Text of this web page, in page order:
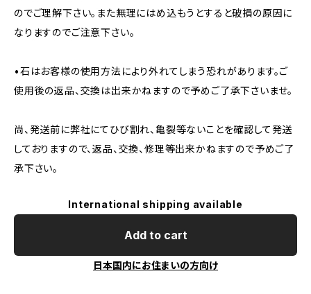
のでご理解下さい。また無理にはめ込もうとすると破損の原因に
なりますのでご注意下さい。
•石はお客様の使用方法により外れてしまう恐れがあります。ご
使用後の返品、交換は出来かねますので予めご了承下さいませ。
尚、発送前に弊社にてひび割れ、亀裂等ないことを確認して発送
しておりますので、返品、交換、修理等出来かねますので予めご了
承下さい。
International shipping available
Add to cart
日本国内にお住まいの方向け